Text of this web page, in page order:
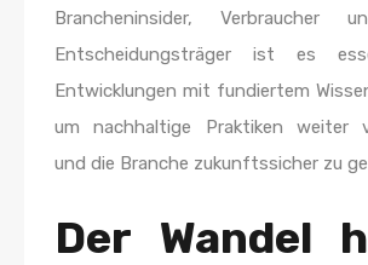
Brancheninsider, Verbraucher
Entscheidungsträger ist es
Entwicklungen mit fundiertem
um nachhaltige Praktiken weiter
und die Branche zukunftssicher zu
Der Wandel